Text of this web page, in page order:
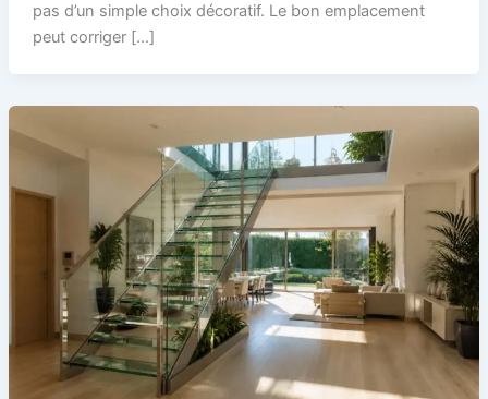
pas d’un simple choix décoratif. Le bon emplacement
peut corriger […]